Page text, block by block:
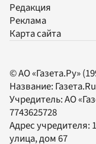
Редакция
Реклама
Карта сайта
© АО «Газета.Ру»
Название: Газета.Ru
Учредитель:АО
7743625728
Адрес учредителя:
улица, дом 67